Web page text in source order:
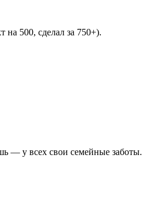
500, сделал за 750+).
— у всех свои семейные заботы.